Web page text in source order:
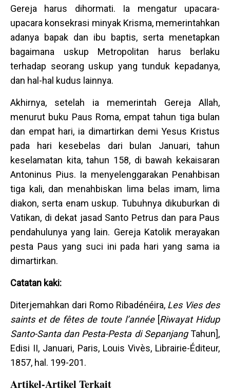
Gereja harus dihormati. Ia mengatur upacara-
upacara konsekrasi minyak Krisma, memerintahkan
adanya bapak dan ibu baptis, serta menetapkan
bagaimana uskup Metropolitan harus berlaku
terhadap seorang uskup yang tunduk kepadanya,
dan hal-hal kudus lainnya.
Akhirnya, setelah ia memerintah Gereja Allah,
menurut buku Paus Roma, empat tahun tiga bulan
dan empat hari, ia dimartirkan demi Yesus Kristus
pada hari kesebelas dari bulan Januari, tahun
keselamatan kita, tahun 158, di bawah kekaisaran
Antoninus Pius. Ia menyelenggarakan Penahbisan
tiga kali, dan menahbiskan lima belas imam, lima
diakon, serta enam uskup. Tubuhnya dikuburkan di
Vatikan, di dekat jasad Santo Petrus dan para Paus
pendahulunya yang lain. Gereja Katolik merayakan
pesta Paus yang suci ini pada hari yang sama ia
dimartirkan.
Catatan kaki:
Diterjemahkan dari Romo Ribadénéira, Les Vies des
saints et de fêtes de toute l’année [Riwayat Hidup
Santo-Santa dan Pesta-Pesta di SepanjangTahun],
Edisi II, Januari, Paris, Louis Vivès, Librairie-Éditeur,
1857, hal. 199-201.
Artikel-Artikel Terkait